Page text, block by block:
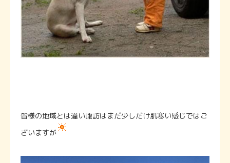
皆様の地域とは違い諏訪はまだ少しだけ肌寒い感じではご
ざいますが